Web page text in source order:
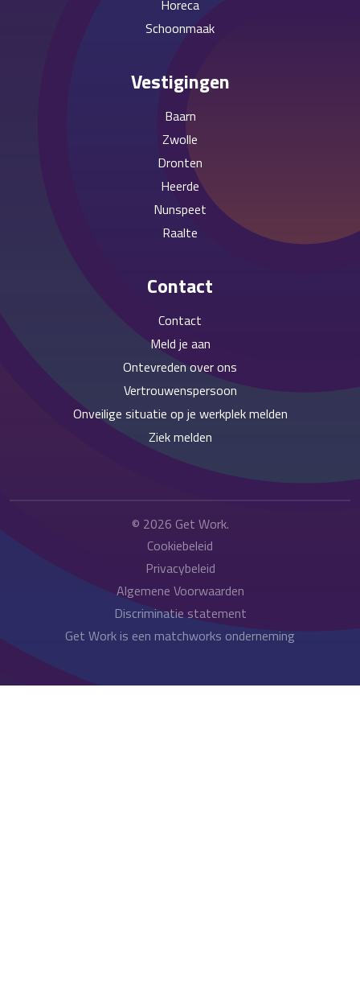
Horeca
Schoonmaak
Vestigingen
Baarn
Zwolle
Dronten
Heerde
Nunspeet
Raalte
Contact
Contact
Meld je aan
Ontevreden over ons
Vertrouwenspersoon
Onveilige situatie op je werkplek melden
Ziek melden
© 2026 Get Work.
Cookiebeleid
Privacybeleid
Algemene Voorwaarden
Discriminatie statement
Get Work is een matchworks onderneming